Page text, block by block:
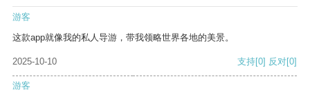
游客
这款app就像我的私人导游，带我领略世界各地的美景。
2025-10-10 支持[0] 反对[0]
游客